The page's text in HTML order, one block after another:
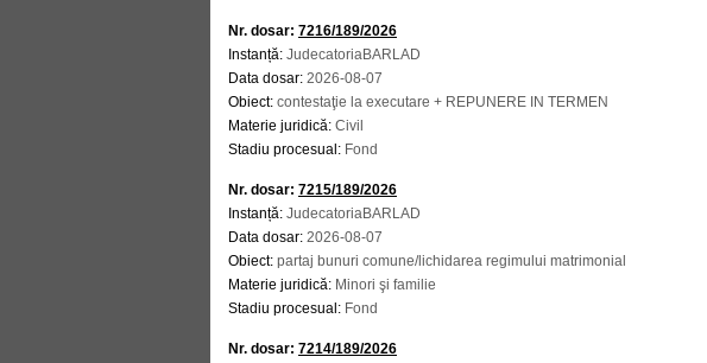
Nr. dosar: 7216/189/2026
Instanță: JudecatoriaBARLAD
Data dosar: 2026-08-07
Obiect: contestaţie la executare + REPUNERE IN TERMEN
Materie juridică: Civil
Stadiu procesual: Fond
Nr. dosar: 7215/189/2026
Instanță: JudecatoriaBARLAD
Data dosar: 2026-08-07
Obiect: partaj bunuri comune/lichidarea regimului matrimonial
Materie juridică: Minori şi familie
Stadiu procesual: Fond
Nr. dosar: 7214/189/2026